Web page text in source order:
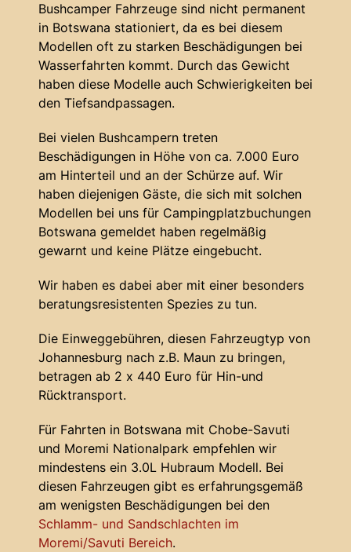
Bushcamper Fahrzeuge sind nicht permanent
in Botswana stationiert, da es bei diesem
Modellen oft zu starken Beschädigungen bei
Wasserfahrten kommt. Durch das Gewicht
haben diese Modelle auch Schwierigkeiten bei
den Tiefsandpassagen.
Bei vielen Bushcampern treten
Beschädigungen in Höhe von ca. 7.000 Euro
am Hinterteil und an der Schürze auf. Wir
haben diejenigen Gäste, die sich mit solchen
Modellen bei uns für Campingplatzbuchungen
Botswana gemeldet haben regelmäßig
gewarnt und keine Plätze eingebucht.
Wir haben es dabei aber mit einer besonders
beratungsresistenten Spezies zu tun.
Die Einweggebühren, diesen Fahrzeugtyp von
Johannesburg nach z.B. Maun zu bringen,
betragen ab 2 x 440 Euro für Hin-und
Rücktransport.
Für Fahrten in Botswana mit Chobe-Savuti
und Moremi Nationalpark empfehlen wir
mindestens ein 3.0L Hubraum Modell. Bei
diesen Fahrzeugen gibt es erfahrungsgemäß
am wenigsten Beschädigungen bei den
Schlamm- und Sandschlachten im
Moremi/Savuti Bereich.